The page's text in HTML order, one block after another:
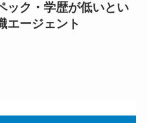
ック・学歴が低いとい
エージェント